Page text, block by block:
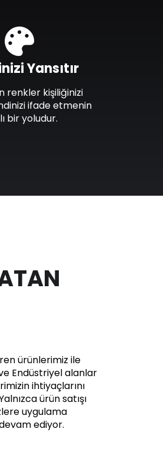
Yansıtır
renkler kişiliğinizi
ifade etmenin
bir yoludur.
ürünlerimiz ile
Endüstriyel alanlar
ihtiyaçlarını
ürün satışı
uygulama
ediyor.